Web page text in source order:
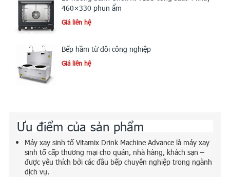
460×330 phun ẩm
Giá liên hệ
Bếp hầm từ đôi công nghiệp
Giá liên hệ
Ưu điểm của sản phẩm
Máy xay sinh tố Vitamix Drink Machine Advance là máy xay
sinh tố cấp thương mại cho quán, nhà hàng, khách sạn –
được yêu thích bởi các đầu bếp chuyên nghiệp trong ngành
dịch vụ.